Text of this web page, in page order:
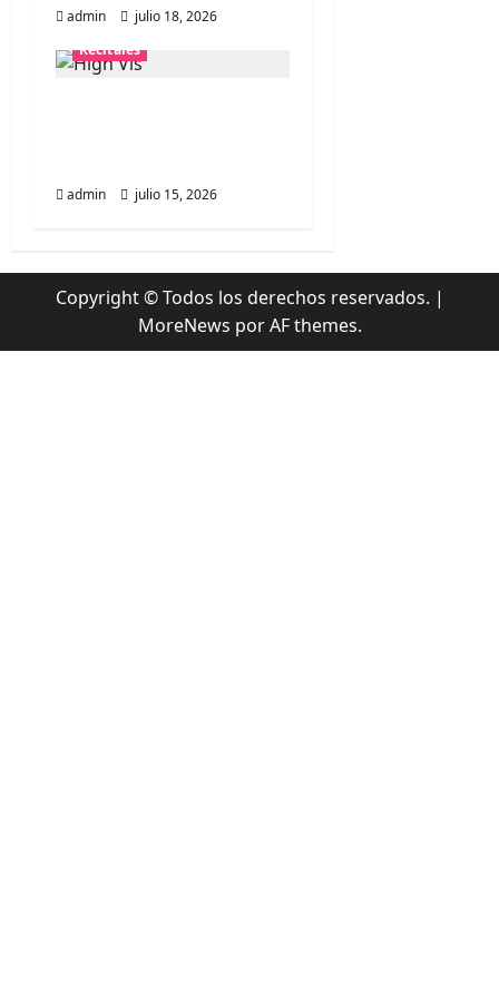
admin
julio 18, 2026
Recitales
admin julio 15, 2026
Copyright © Todos los derechos reservados. |
MoreNews por AF themes.